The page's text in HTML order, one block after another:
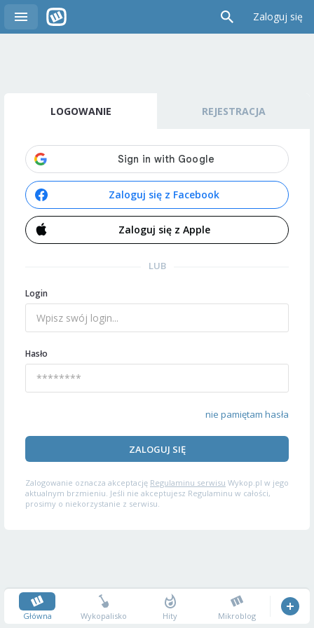
Zaloguj się
LOGOWANIE REJESTRACJA
Zaloguj się z Facebook
Zaloguj się z Apple
LUB
Login
Hasło
nie pamiętam hasła
ZALOGUJ SIĘ
Zalogowanie oznacza akceptację Regulaminu serwisu Wykop.pl w jego
aktualnym brzmieniu. Jeśli nie akceptujesz Regulaminu w całości,
prosimy o niekorzystanie z serwisu.
Główna Wykopalisko Hity Mikroblog